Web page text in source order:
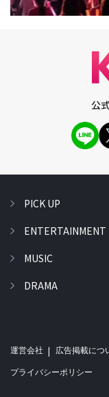
公
PICK UP
ENTERTAINMENT
MUSIC
DRAMA
運営会社 広告掲載につ
プライバシーポリシー